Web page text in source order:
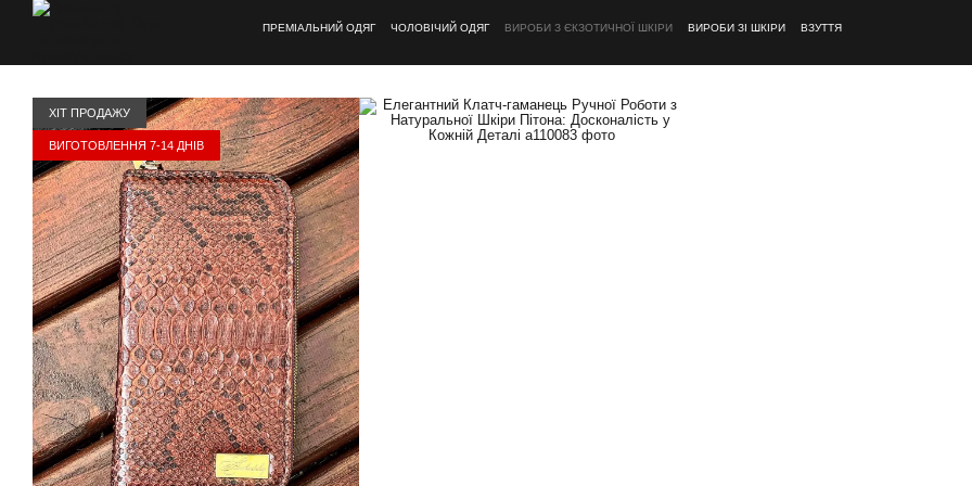
Перейти до основного контенту
ПРЕМІАЛЬНИЙ ОДЯГ ЧОЛОВІЧИЙ ОДЯГ ВИРОБИ З ЄКЗОТИЧНОЇ ШКІРИ ВИРОБИ ЗІ ШКІРИ ВЗУТТЯ
ХІТ ПРОДАЖУ
ВИГОТОВЛЕННЯ 7-14 ДНІВ